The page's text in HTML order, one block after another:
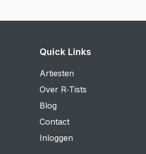
Quick Links
Artiesten
Over R‑Tists
Blog
Contact
Inloggen